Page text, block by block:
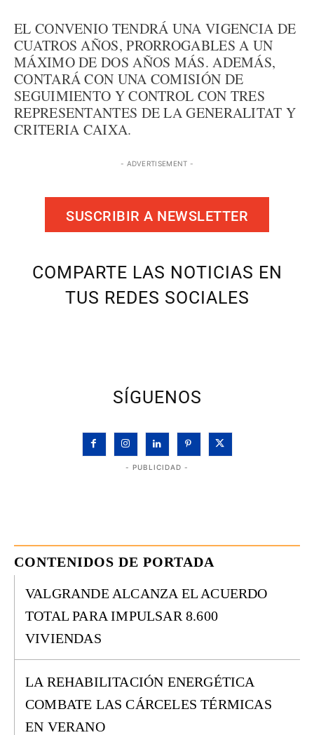
EL CONVENIO TENDRÁ UNA VIGENCIA DE
CUATROS AÑOS, PRORROGABLES A UN
MÁXIMO DE DOS AÑOS MÁS. ADEMÁS,
CONTARÁ CON UNA COMISIÓN DE
SEGUIMIENTO Y CONTROL CON TRES
REPRESENTANTES DE LA GENERALITAT Y
CRITERIA CAIXA.
- ADVERTISEMENT -
SUSCRIBIR A NEWSLETTER
COMPARTE LAS NOTICIAS EN
TUS REDES SOCIALES
SÍGUENOS
- PUBLICIDAD -
CONTENIDOS DE PORTADA
VALGRANDE ALCANZA EL ACUERDO
TOTAL PARA IMPULSAR 8.600
VIVIENDAS
LA REHABILITACIÓN ENERGÉTICA
COMBATE LAS CÁRCELES TÉRMICAS
EN VERANO